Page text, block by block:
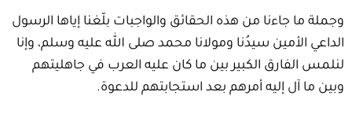
وجملة ما جاءنا من هذه الحقائق والواجبات بلّغنا إياها الرسول
الداعي الأمين سيدُنا ومولانا محمد صلى الله عليه وسلم، وإنا
لنلمس الفارق الكبير بين ما كان عليه العرب في جاهليتهم
وبين ما آل إليه أمرهم بعد استجابتهم للدعوة.